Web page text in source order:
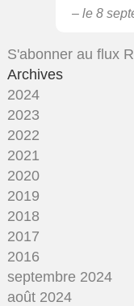
– le 8
S'abonner au flux
Archives
2024
2023
2022
2021
2020
2019
2018
2017
2016
septembre 2024
août 2024